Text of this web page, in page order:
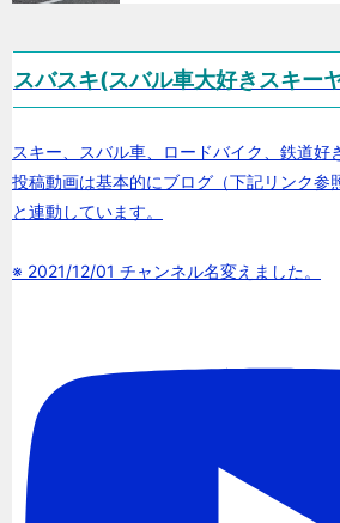
スバスキ(スバル車大好きスキー
スキー、スバル車、ロードバイク、鉄道好
投稿動画は基本的にブログ（下記リンク参
と連動しています。
※ 2021/12/01 チャンネル名変えました。